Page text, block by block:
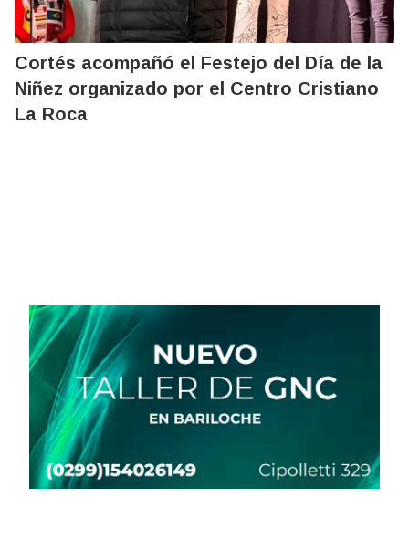
Cortés acompañó el Festejo del Día de la
Niñez organizado por el Centro Cristiano
La Roca